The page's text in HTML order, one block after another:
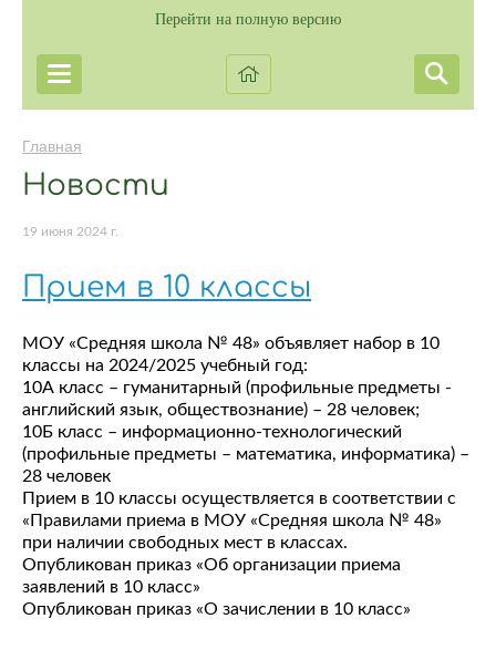
Перейти на полную версию
Главная
Новости
19 июня 2024 г.
Прием в 10 классы
МОУ «Средняя школа № 48» объявляет набор в 10
классы на 2024/2025 учебный год:
10А класс – гуманитарный (профильные предметы -
английский язык, обществознание) – 28 человек;
10Б класс – информационно-технологический
(профильные предметы – математика, информатика) –
28 человек
Прием в 10 классы осуществляется в соответствии с
«Правилами приема в МОУ «Средняя школа № 48»
при наличии свободных мест в классах.
Опубликован приказ «Об организации приема
заявлений в 10 класс»
Опубликован приказ «О зачислении в 10 класс»